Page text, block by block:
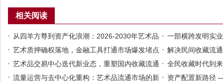
相关阅读
从四羊方尊到资产化浪潮：2026-2030年艺术品
市场经济大爆发的逻辑与路径
一部横跨发明实
的时代缩影
艺术质押确权落地，金融工具打通市场爆发堵点
解决民间收藏流
平台
艺术品交易中心迭代新业态，重塑国内收藏流通
新格局
全民收藏时代到
场庞大流量
流量运营与去中心化重构：艺术品流通市场的新
资产配置新路径